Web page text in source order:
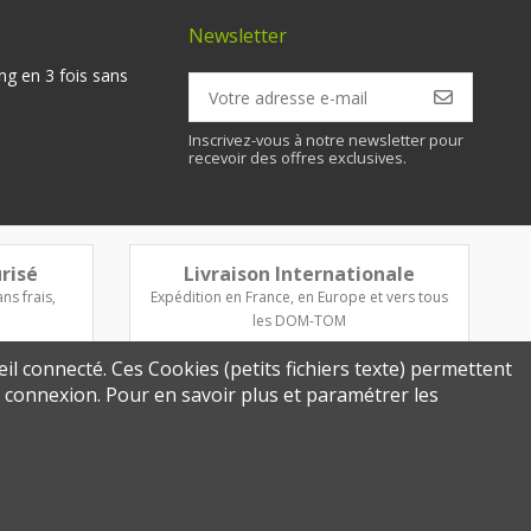
en 3 fois sans
Newsletter
Inscrivez-vous à notre newsletter pour
recevoir des offres exclusives.
frais,
Livraison Internationale
Expédition en France, en Europe et vers tous
les DOM-TOM
connecté. Ces Cookies (petits fichiers texte) permettent
Pour en savoir plus et paramétrer les